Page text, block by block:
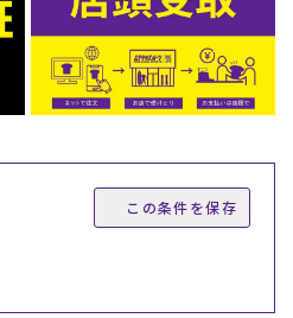
この条件を保存